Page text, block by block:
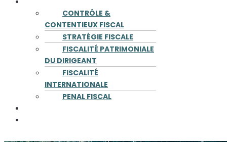
CONTRÔLE &
CONTENTIEUX FISCAL
STRATÉGIE FISCALE
FISCALITÉ PATRIMONIALE
DU DIRIGEANT
FISCALITÉ
INTERNATIONALE
PENAL FISCAL